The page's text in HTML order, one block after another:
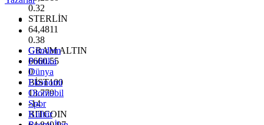
0.32
STERLİN
64,4811
0.38
GRAM ALTIN
6660.55
0
BİST100
13.779
-14
BITCOIN
Gündem
Politika
Dünya
Ekonomi
Otomobil
Spor
Kültür